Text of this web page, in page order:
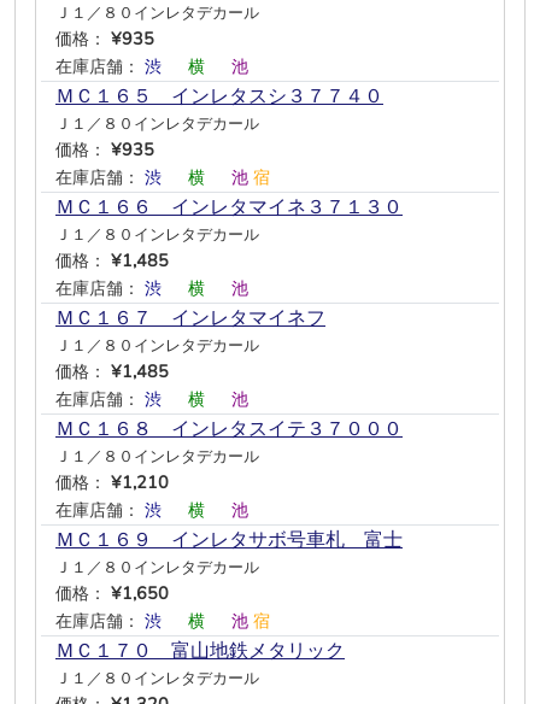
Ｊ１／８０インレタデカール
価格： ¥935
在庫店舗： 渋 横 池
ＭＣ１６５ インレタスシ３７７４０
Ｊ１／８０インレタデカール
価格： ¥935
在庫店舗： 渋 横 池 宿
ＭＣ１６６ インレタマイネ３７１３０
Ｊ１／８０インレタデカール
価格： ¥1,485
在庫店舗： 渋 横 池
ＭＣ１６７ インレタマイネフ
Ｊ１／８０インレタデカール
価格： ¥1,485
在庫店舗： 渋 横 池
ＭＣ１６８ インレタスイテ３７０００
Ｊ１／８０インレタデカール
価格： ¥1,210
在庫店舗： 渋 横 池
ＭＣ１６９ インレタサボ号車札 富士
Ｊ１／８０インレタデカール
価格： ¥1,650
在庫店舗： 渋 横 池 宿
ＭＣ１７０ 富山地鉄メタリック
Ｊ１／８０インレタデカール